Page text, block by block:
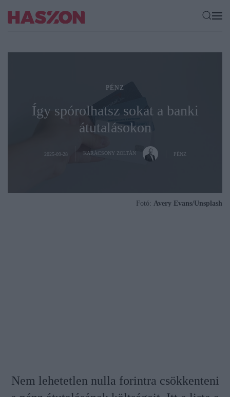
PÉNZ
Így spórolhatsz sokat a banki
átutalásokon
2025-09-28 KARÁCSONY ZOLTÁN PÉNZ
Fotó: Avery Evans/Unsplash
Nem lehetetlen nulla forintra csökkenteni